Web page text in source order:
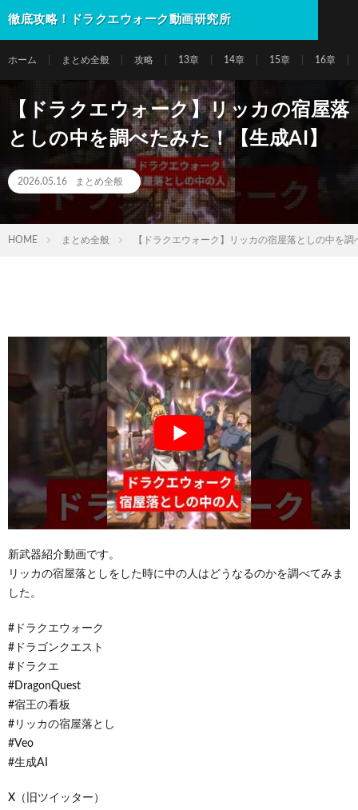
徹底攻略！ドラクエウォーク動画研究所
ホーム まとめ全般 攻略 13章 14章 15章 16章
【ドラクエウォーク】リッカの宿屋落
としの中を調べたみた！【生成AI】
2026.05.16 まとめ全般
HOME まとめ全般 【ドラクエウォーク】リッカの宿屋落としの中を
新武器紹介動画です。
リッカの宿屋落としをした時に中の人はどうなるのかを調べてみま
した。
#ドラクエウォーク​
#ドラゴンクエスト​
#ドラクエ​
#DragonQuest​
#宿王の看板
#リッカの宿屋落とし
#Veo
#生成AI​
X（旧ツイッター）